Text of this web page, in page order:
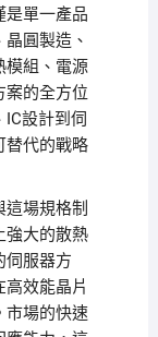
是單一產品
圓製造、
模組、電源
案的全方位
設計到伺
替代的戰略
場規格制
強大的散熱
伺服器方
效能晶片
市場的快速